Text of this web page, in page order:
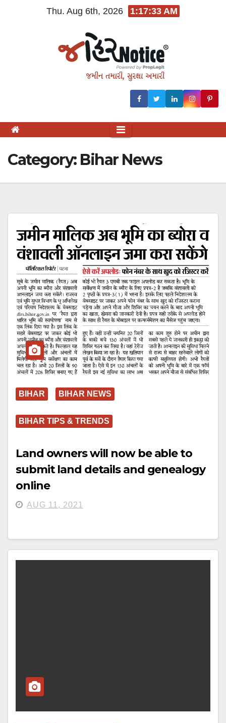
Thu. Aug 6th, 2026 1:17:33 AM
Category: Bihar News
BIHAR BIHAR NEWS
BIHAR TIPS & TRENDS
Land owners will now be able to
submit land details and genealogy
online
AUG 11, 2021